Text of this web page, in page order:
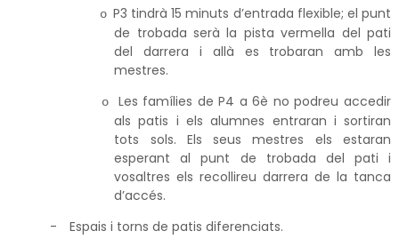
o P3 tindrà 15 minuts d’entrada flexible; el punt
de trobada serà la pista vermella del pati
del darrera i allà es trobaran amb les
mestres.
o
Les famílies de P4 a 6è no podreu accedir
als patis i els alumnes entraran i sortiran
tots sols. Els seus mestres els estaran
esperant al punt de trobada del pati i
vosaltres els recollireu darrera de la tanca
d’accés.
-
Espais i torns de patis diferenciats.